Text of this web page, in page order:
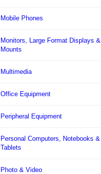
Mobile Phones
Monitors, Large Format Displays &
Mounts
Multimedia
Office Equipment
Peripheral Equipment
Personal Computers, Notebooks &
Tablets
Photo & Video